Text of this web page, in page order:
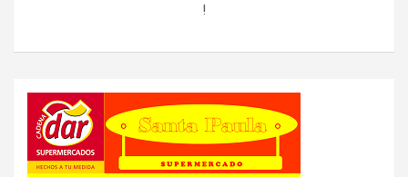
!